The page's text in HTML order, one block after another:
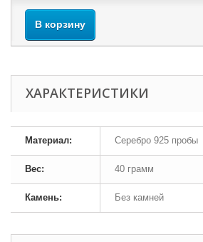
В корзину
ХАРАКТЕРИСТИКИ
Материал: Серебро 925 пробы
Вес: 40 грамм
Камень: Без камней